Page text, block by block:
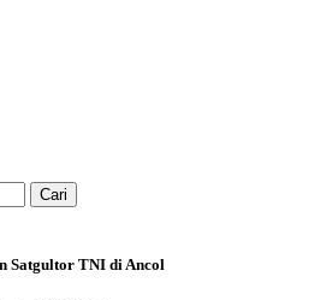
Cari
Satgultor TNI di Ancol